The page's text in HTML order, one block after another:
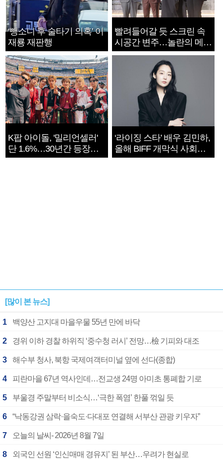
‘뺑소니 후 술타기 의혹’ 이
재룡 재판행
빨려들어갈 듯 스크린 속
시공간 변주…놀란의 메시
지는 ‘전쟁 속죄’
K팝 아이돌, '밀리언셀러'
단 1.6%…30년간 등장
1182개팀 전수조사
‘라이징 스타’ 배우 김민하,
올해 BIFF 개막식 사회자
확정
[많이 본 뉴스]
1 백양산 고지대 마을우물 55년 만에 바닥
2 경위 이하 경찰 하위직 ‘중수청 러시’ 전망…檢 기피와 대조
3 해수부 청사, 북항 국제여객터미널 옆에 선다(종합)
4 피란마을 67년 역사인데…전교생 24명 아미초 통폐합 기로
5 부울경 주말부터 비소식…‘극한 폭염’ 한풀 꺾일 듯
6 “낙동강권 삼락·을숙도·다대포 연결해 서부산 관광 키우자”
7 오늘의 날씨- 2026년 8월 7일
8 외국인 선원 ‘인신매매 경유지’ 된 부산…우려가 현실로